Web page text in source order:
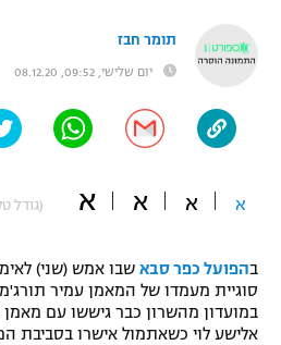
"מחצית בשכונה" – פודקאסט
משתתפים וזוכים בפרסים
תקנון משתתפים וזוכים בפרסים
תקנון עבור פעילות אלקטרה
תקנון עבור פעילות ספורט 1 – "מרלן"
גיימינג E-Sports
היאבקות WWE
ספורט מוטורי
כדורמים
תומר חבז
יום שלישי, 09:52, 08.12.20
א א א א (גודל
בהפועל כפר סבא שבו אמש (שני)
סוגיית מעמדו של המאמן עמיר
במועדון מהשרון כבר גיששו עם
אלישע לוי כשאתמול אישרו בסביבת